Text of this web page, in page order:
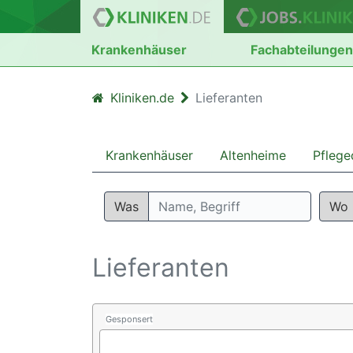
Krankenhäuser Fachabteilungen
Kliniken.de Lieferanten
Krankenhäuser Altenheime
Was Wo
Lieferanten
Gesponsert